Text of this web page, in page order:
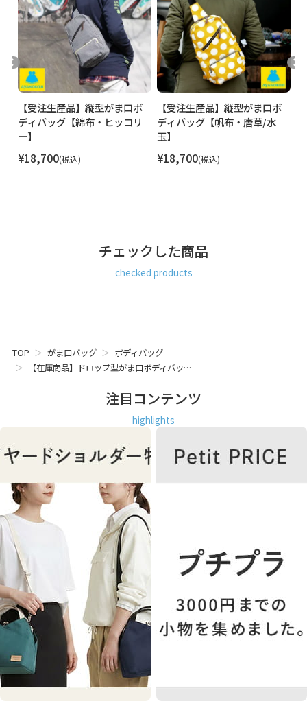
【受注生産品】縦型がま口ボ
ディバッグ【綿布・ヒッコリ
ー】
¥18,700 税込
【受注生産品】縦型がま口ボ
ディバッグ【帆布・唐草/水
玉】
¥18,700 税込
チェックした商品
checked products
TOP がま口バッグ
ボディバッグ
【在庫商品】ドロップ型がま口ボディバッ…
注目コンテンツ
highlights